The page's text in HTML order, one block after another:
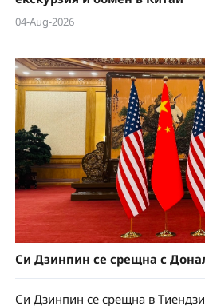
04-Aug-2026
Си Дзинпин се срещна с
Си Дзинпин се срещна в